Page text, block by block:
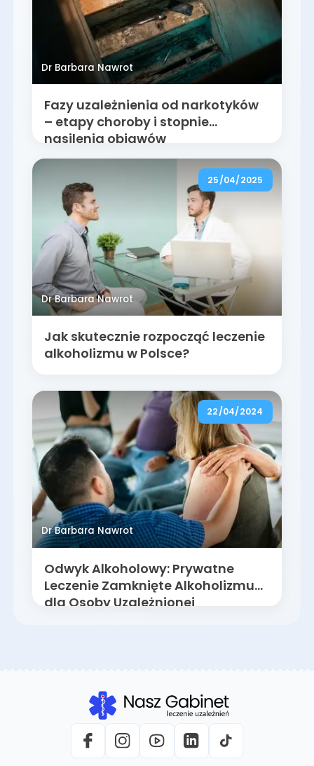
Dr Barbara Nawrot
Fazy uzależnienia od narkotyków
– etapy choroby i stopnie
nasilenia objawów
25/04/2025
Dr Barbara Nawrot
Jak skutecznie rozpocząć leczenie
alkoholizmu w Polsce?
22/04/2024
Dr Barbara Nawrot
Odwyk Alkoholowy: Prywatne
Leczenie Zamknięte Alkoholizmu
dla Osoby Uzależnionej